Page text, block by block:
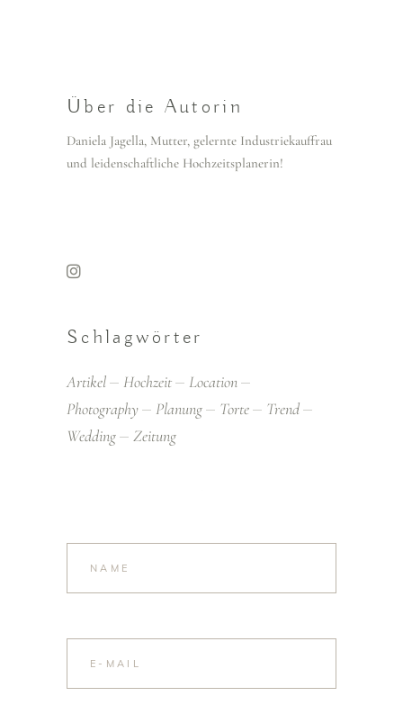
Über die Autorin
Daniela Jagella, Mutter, gelernte Industriekauffrau
und leidenschaftliche Hochzeitsplanerin!
Schlagwörter
Artikel Hochzeit
Location
Photography
Planung Torte
Trend
Wedding
Zeitung